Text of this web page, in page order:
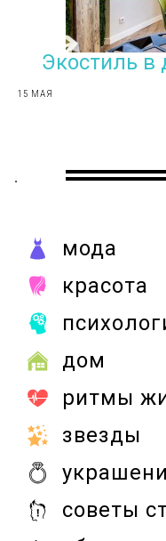
Экостиль в
15 МАЯ
мода
красота
дом
ритмы
звезды
советы